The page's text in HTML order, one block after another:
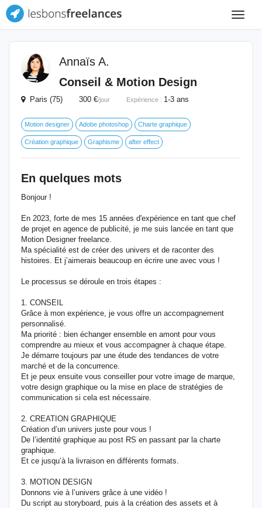
Toggle
Annaïs A.
Conseil & Motion Design
Paris (75) 300 €/jour Expérience : 1-3 ans
Motion designer Adobe photoshop Charte graphique
Création graphique Graphisme after effect
En quelques mots
Bonjour !
En 2023, forte de mes 15 années d'expérience en tant que chef
de projet en agence de publicité, je me suis lancée en tant que
Motion Designer freelance.
Ma spécialité est de créer des univers et de raconter des
histoires. Et j’aimerais beaucoup en écrire une avec vous !
Le processus se déroule en trois étapes :
1. CONSEIL
Grâce à mon expérience, je vous offre un accompagnement
personnalisé.
Ma priorité : bien échanger ensemble en amont pour vous
comprendre au mieux et vous accompagner à chaque étape.
Je démarre toujours par une étude des tendances de votre
marché et de la concurrence.
Et je peux ensuite vous conseiller pour votre image de marque,
votre design graphique ou la mise en place de stratégies de
communication si cela est nécessaire.
2. CREATION GRAPHIQUE
Création d’un univers juste pour vous !
De l’identité graphique au post RS en passant par la charte
graphique.
Et ce jusqu’à la livraison en différents formats.
3. MOTION DESIGN
Donnons vie à l’univers grâce à une vidéo !
Du script au storyboard, puis à la création des assets et à